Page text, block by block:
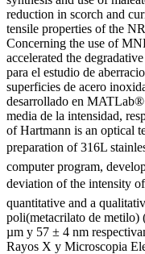
reduction in scorch and
tensile properties of the
Concerning the use of
accelerated the
para el estudio de
superficies de acero
desarrollado en MATLab®
media de la intensidad,
of Hartmann is an optical
preparation of 316L
computer program,
deviation of the intensity
quantitative and a
poli(metacrilato de
µm y 57 ± 4 nm
Rayos X y Microscopia